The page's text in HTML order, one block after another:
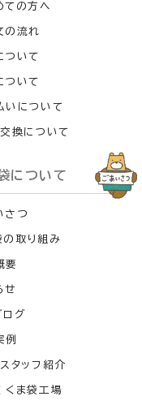
ての方へ
の流れ
ついて
ついて
いについて
交換について
について
さつ
の取り組み
要
せ
ログ
例
タッフ紹介
くま袋工場